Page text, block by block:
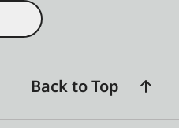
Back to Top